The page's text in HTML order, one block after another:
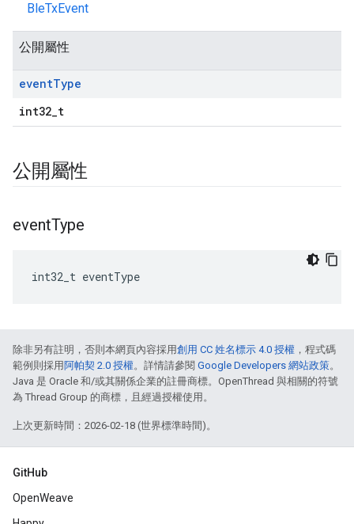
BleTxEvent
公開屬性
eventType
int32_t
公開屬性
eventType
int32_t eventType
除非另有註明，否則本網頁內容採用創用 CC 姓名標示 4.0 授權 ，程式碼
範例則採用 阿帕契 2.0 授權。詳情請參閱 Google Developers 網站政策。
Java 是 Oracle 和/或其關係企業的註冊商標。OpenThread 與相關的符號
為 Thread Group 的商標，且經過授權使用。
上次更新時間：2026-02-18 (世界標準時間)。
GitHub
OpenWeave